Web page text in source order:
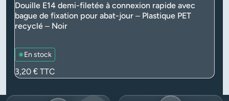
Douille E14 demi-filetée à connexion rapide avec
bague de fixation pour abat-jour – Plastique PET
recyclé – Noir
En stock
Prix
3,20 € TTC